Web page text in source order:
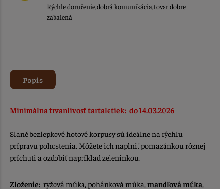
Rýchle doručenie,dobrá komunikácia,tovar dobre
zabalená
Popis
Minimálna trvanlivosť tartaletiek: do 14.03.2026
Slané bezlepkové hotové korpusy sú ideálne na rýchlu
prípravu pohostenia. Môžete ich naplniť pomazánkou rôznej
príchuti a ozdobiť napríklad zeleninkou.
Zloženie: ryžová múka, pohánková múka, mandľová múka